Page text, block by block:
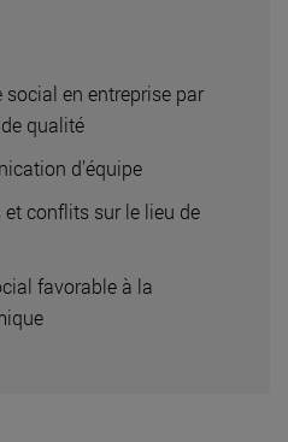
en entreprise par
qualité
d’équipe
conflits sur le lieu de
favorable à la